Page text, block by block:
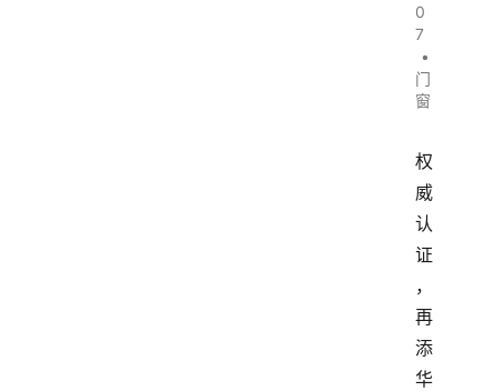
0
7
•
门
窗
权
威
认
证
，
再
添
华